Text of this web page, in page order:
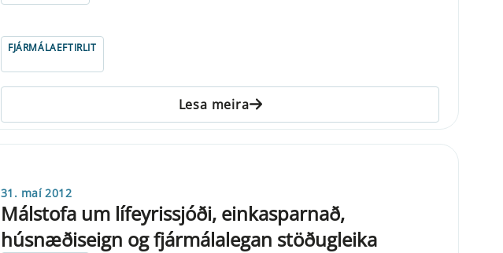
FJÁRMÁLAEFTIRLIT
Lesa meira
31. maí 2012
Málstofa um lífeyrissjóði, einkasparnað,
húsnæðiseign og fjármálalegan stöðugleika